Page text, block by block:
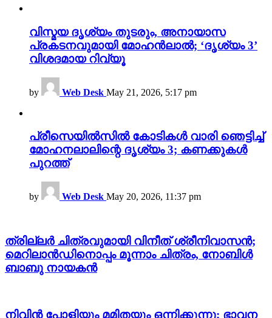
വിസ്മയ ദൃശ്യം തുടരും, അനായാസ
പ്രകടനവുമായി മോഹൻലാൽ; ‘ദൃശ്യം 3’
വിശദമായ റിവ്യൂ
by Web Desk May 21, 2026, 5:17 pm
പ്രീസെയിൽസിൽ കോടികൾ വാരി ഞെട്ടിച്ച്
മോഹനലാലിന്റെ ദൃശ്യം 3; കണക്കുകൾ
പുറത്ത്
by Web Desk May 20, 2026, 11:37 pm
ത്രില്ലർ ചിത്രവുമായി വിനീത് ശ്രീനിവാസൻ;
മെറിലാൻഡിനൊപ്പം മൂന്നാം ചിത്രം, നോബിൾ
ബാബു നായകൻ
നിവിൻ പോളിയും മമിതയും ഒന്നിക്കുന്നു; ഭാവന